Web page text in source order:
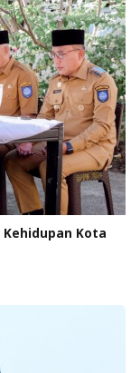
Kehidupan Kota